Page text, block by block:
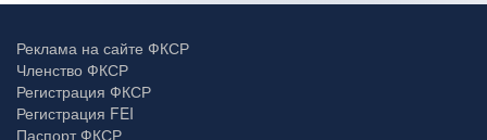
Реклама на сайте ФКСР
Членство ФКСР
Регистрация ФКСР
Регистрация FEI
Паспорт ФКСР